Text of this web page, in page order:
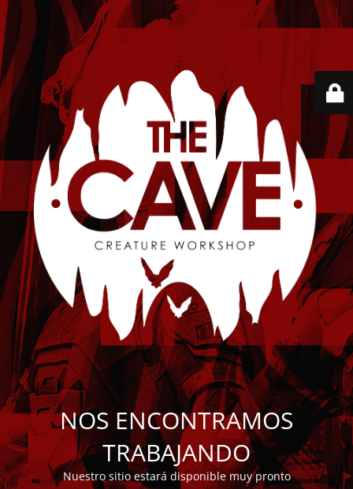
NOS ENCONTRAMOS
TRABAJANDO
Nuestro sitio estará disponible muy pronto